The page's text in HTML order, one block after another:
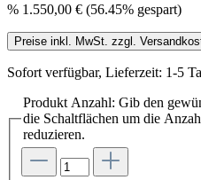
% 1.550,00 € (56.45% gespart)
Preise inkl. MwSt. zzgl.
Sofort verfügbar, Lieferzeit: 1-5
Produkt Anzahl: Gib den
die Schaltflächen um die
reduzieren.